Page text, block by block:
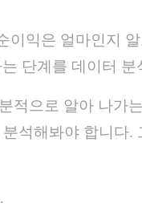
익은 얼마인지
단계를 데이터 분
적으로 알아 나가
석해봐야 합니다.